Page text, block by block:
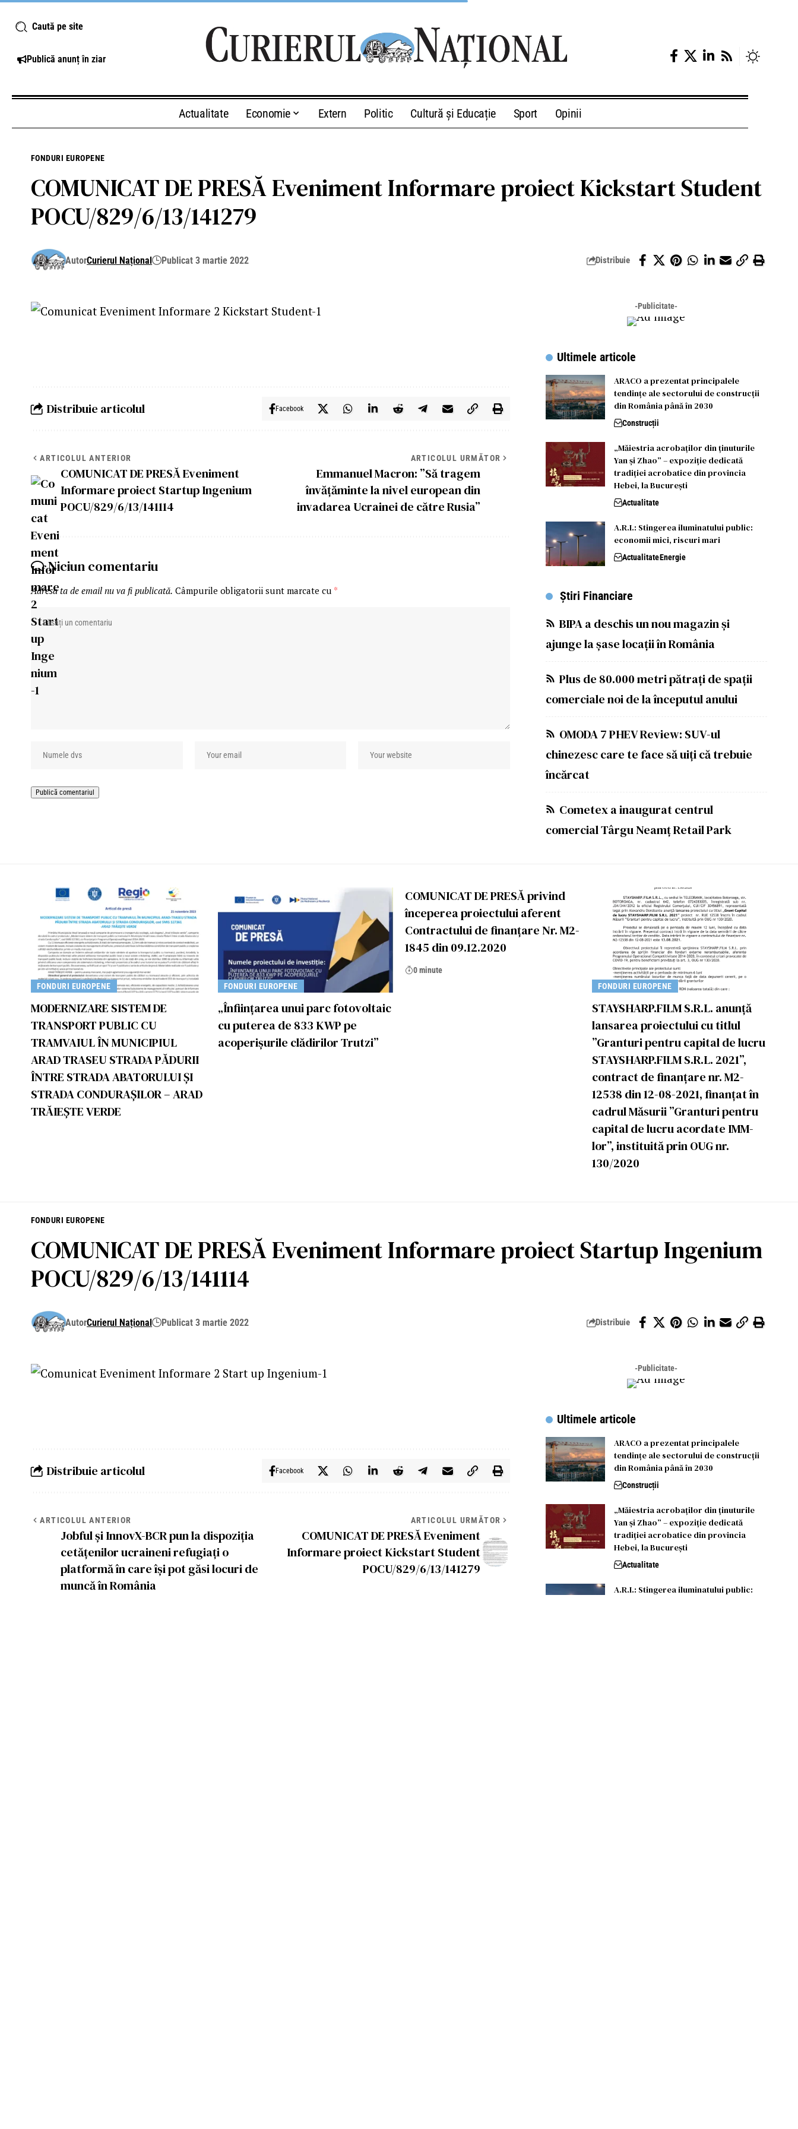
Caută pe site
Publică anunț în ziar
Actualitate Economie Extern Politic Cultură și Educație Sport Opinii
FONDURI EUROPENE
COMUNICAT DE PRESĂ Eveniment Informare proiect Kickstart Student
POCU/829/6/13/141279
AutorCurierul Național Publicat 3 martie 2022 Distribuie
Distribuie articolul Facebook
ARTICOLUL ANTERIOR
COMUNICAT DE PRESĂ Eveniment
Informare proiect Startup Ingenium
POCU/829/6/13/141114
ARTICOLUL URMĂTOR
Emmanuel Macron: ”Să tragem
învățăminte la nivel european din
invadarea Ucrainei de către Rusia”
Niciun comentariu
Adresa ta de email nu va fi publicată. Câmpurile obligatorii sunt marcate cu *
-Publicitate-
Ultimele articole
ARACO a prezentat principalele
tendințe ale sectorului de construcții
din România până în 2030
Construcții
„Măiestria acrobaților din ținuturile
Yan și Zhao” – expoziție dedicată
tradiției acrobatice din provincia
Hebei, la București
Actualitate
A.R.I.: Stingerea iluminatului public:
economii mici, riscuri mari
ActualitateEnergie
Știri Financiare
BIPA a deschis un nou magazin și
ajunge la șase locații în România
Plus de 80.000 metri pătrați de spații
comerciale noi de la începutul anului
OMODA 7 PHEV Review: SUV-ul
chinezesc care te face să uiți că trebuie
încărcat
Cometex a inaugurat centrul
comercial Târgu Neamț Retail Park
FONDURI EUROPENE
MODERNIZARE SISTEM DE
TRANSPORT PUBLIC CU
TRAMVAIUL ÎN MUNICIPIUL
ARAD TRASEU STRADA PĂDURII
ÎNTRE STRADA ABATORULUI ȘI
STRADA CONDURAȘILOR – ARAD
TRĂIEȘTE VERDE
FONDURI EUROPENE
„Înființarea unui parc fotovoltaic
cu puterea de 833 KWP pe
acoperișurile clădirilor Trutzi”
COMUNICAT DE PRESĂ privind
începerea proiectului aferent
Contractului de finanțare Nr. M2-
1845 din 09.12.2020
0 minute
FONDURI EUROPENE
STAYSHARP.FILM S.R.L. anunță
lansarea proiectului cu titlul
”Granturi pentru capital de lucru
STAYSHARP.FILM S.R.L. 2021”,
contract de finanțare nr. M2-
12538 din 12-08-2021, finanțat în
cadrul Măsurii ”Granturi pentru
capital de lucru acordate IMM-
lor”, instituită prin OUG nr.
130/2020
FONDURI EUROPENE
COMUNICAT DE PRESĂ Eveniment Informare proiect Startup Ingenium
POCU/829/6/13/141114
AutorCurierul Național Publicat 3 martie 2022 Distribuie
Distribuie articolul Facebook
ARTICOLUL ANTERIOR
Jobful și InnovX-BCR pun la dispoziția
cetățenilor ucraineni refugiați o
platformă în care își pot găsi locuri de
muncă în România
ARTICOLUL URMĂTOR
COMUNICAT DE PRESĂ Eveniment
Informare proiect Kickstart Student
POCU/829/6/13/141279
-Publicitate-
Ultimele articole
ARACO a prezentat principalele
tendințe ale sectorului de construcții
din România până în 2030
Construcții
„Măiestria acrobaților din ținuturile
Yan și Zhao” – expoziție dedicată
tradiției acrobatice din provincia
Hebei, la București
Actualitate
A.R.I.: Stingerea iluminatului public: